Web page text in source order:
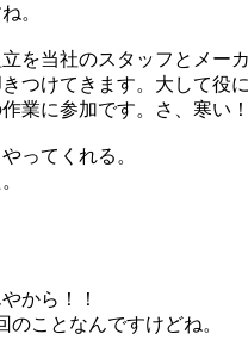
。
を当社のスタッフとメー
つけてきます。大して役
業に参加です。さ、寒い！
ってくれる。
から！！
ことなんですけどね。